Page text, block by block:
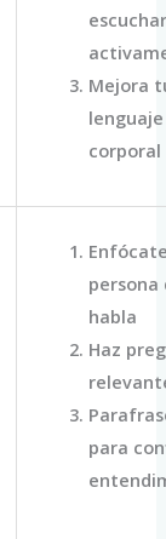
escuchar
Mejora
lenguaje
corporal
persona
habla
Haz
para